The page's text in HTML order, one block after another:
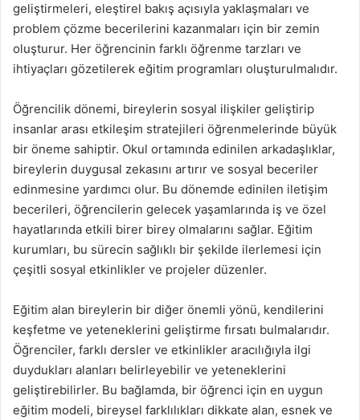
geliştirmeleri, eleştirel bakış açısıyla yaklaşmaları ve
problem çözme becerilerini kazanmaları için bir zemin
oluşturur. Her öğrencinin farklı öğrenme tarzları ve
ihtiyaçları gözetilerek eğitim programları oluşturulmalıdır.
Öğrencilik dönemi, bireylerin sosyal ilişkiler geliştirip
insanlar arası etkileşim stratejileri öğrenmelerinde büyük
bir öneme sahiptir. Okul ortamında edinilen arkadaşlıklar,
bireylerin duygusal zekasını artırır ve sosyal beceriler
edinmesine yardımcı olur. Bu dönemde edinilen iletişim
becerileri, öğrencilerin gelecek yaşamlarında iş ve özel
hayatlarında etkili birer birey olmalarını sağlar. Eğitim
kurumları, bu sürecin sağlıklı bir şekilde ilerlemesi için
çeşitli sosyal etkinlikler ve projeler düzenler.
Eğitim alan bireylerin bir diğer önemli yönü, kendilerini
keşfetme ve yeteneklerini geliştirme fırsatı bulmalarıdır.
Öğrenciler, farklı dersler ve etkinlikler aracılığıyla ilgi
duydukları alanları belirleyebilir ve yeteneklerini
geliştirebilirler. Bu bağlamda, bir öğrenci için en uygun
eğitim modeli, bireysel farklılıkları dikkate alan, esnek ve